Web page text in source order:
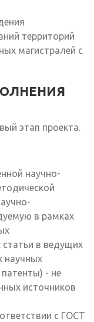
территорий
магистралей с
этап проекта.
научно-
в рамках
в ведущих
научных
- не
источников
с ГОСТ